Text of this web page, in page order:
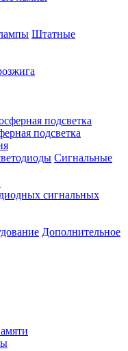
Штатные
подсветка
Cигнальные
сигнальных
Дополнительное